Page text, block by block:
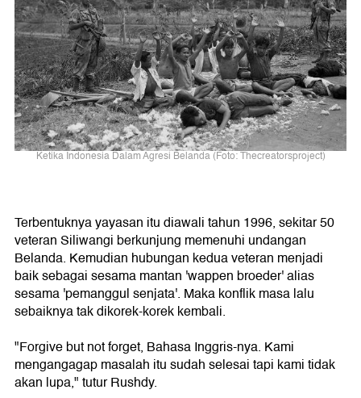
Ketika Indonesia Dalam Agresi Belanda (Foto: Thecreatorsproject)
Terbentuknya yayasan itu diawali tahun 1996, sekitar 50
veteran Siliwangi berkunjung memenuhi undangan
Belanda. Kemudian hubungan kedua veteran menjadi
baik sebagai sesama mantan 'wappen broeder' alias
sesama 'pemanggul senjata'. Maka konflik masa lalu
sebaiknya tak dikorek-korek kembali.
"Forgive but not forget, Bahasa Inggris-nya. Kami
mengangagap masalah itu sudah selesai tapi kami tidak
akan lupa," tutur Rushdy.